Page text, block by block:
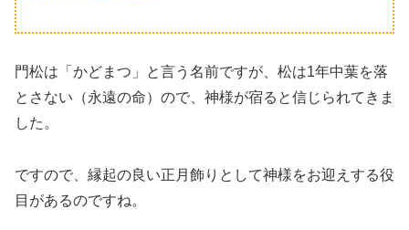
門松は「かどまつ」と言う名前ですが、松は1年中葉を落
とさない（永遠の命）ので、神様が宿ると信じられてきま
した。
ですので、縁起の良い正月飾りとして神様をお迎えする役
目があるのですね。